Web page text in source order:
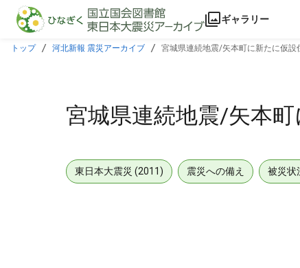
本文に飛ぶ
ギャラリー
トップ 河北新報 震災アーカイブ 宮城県連続地震/矢本町に新たに仮設
宮城県連続地震/矢本
東日本大震災 (2011) 震災への備え 被災状